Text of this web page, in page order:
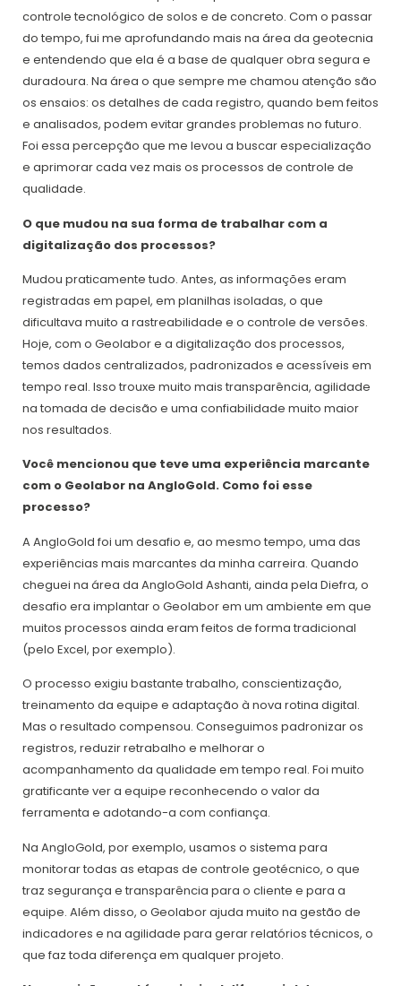
controle tecnológico de solos e de concreto. Com o passar
do tempo, fui me aprofundando mais na área da geotecnia
e entendendo que ela é a base de qualquer obra segura e
duradoura. Na área o que sempre me chamou atenção são
os ensaios: os detalhes de cada registro, quando bem feitos
e analisados, podem evitar grandes problemas no futuro.
Foi essa percepção que me levou a buscar especialização
e aprimorar cada vez mais os processos de controle de
qualidade.
O que mudou na sua forma de trabalhar com a
digitalização dos processos?
Mudou praticamente tudo. Antes, as informações eram
registradas em papel, em planilhas isoladas, o que
dificultava muito a rastreabilidade e o controle de versões.
Hoje, com o Geolabor e a digitalização dos processos,
temos dados centralizados, padronizados e acessíveis em
tempo real. Isso trouxe muito mais transparência, agilidade
na tomada de decisão e uma confiabilidade muito maior
nos resultados.
Você mencionou que teve uma experiência marcante
com o Geolabor na AngloGold. Como foi esse
processo?
A AngloGold foi um desafio e, ao mesmo tempo, uma das
experiências mais marcantes da minha carreira. Quando
cheguei na área da AngloGold Ashanti, ainda pela Diefra, o
desafio era implantar o Geolabor em um ambiente em que
muitos processos ainda eram feitos de forma tradicional
(pelo Excel, por exemplo).
O processo exigiu bastante trabalho, conscientização,
treinamento da equipe e adaptação à nova rotina digital.
Mas o resultado compensou. Conseguimos padronizar os
registros, reduzir retrabalho e melhorar o
acompanhamento da qualidade em tempo real. Foi muito
gratificante ver a equipe reconhecendo o valor da
ferramenta e adotando-a com confiança.
Na AngloGold, por exemplo, usamos o sistema para
monitorar todas as etapas de controle geotécnico, o que
traz segurança e transparência para o cliente e para a
equipe. Além disso, o Geolabor ajuda muito na gestão de
indicadores e na agilidade para gerar relatórios técnicos, o
que faz toda diferença em qualquer projeto.